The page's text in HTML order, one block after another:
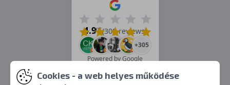
4.9/5(309 reviews)
+305
Powered by Google
Cookies - a web helyes működése